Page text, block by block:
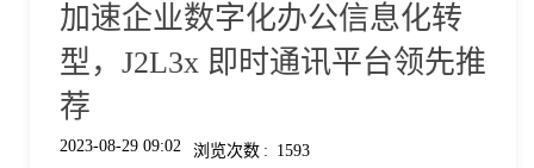
加速企业数字化办公信息化转
型，J2L3x 即时通讯平台领先推
荐
2023-08-29 09:02 浏览次数 : 1593